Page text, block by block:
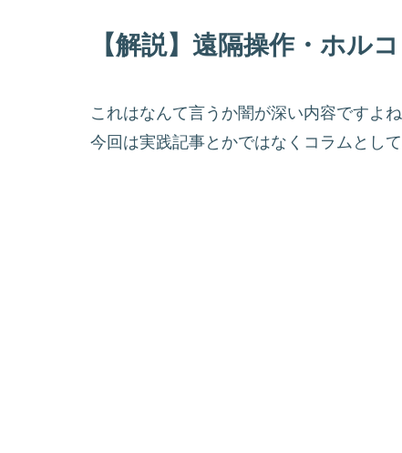
【解説】遠隔操作・ホル
これはなんて言うか闇が深い内容ですよね
今回は実践記事とかではなくコラムとし